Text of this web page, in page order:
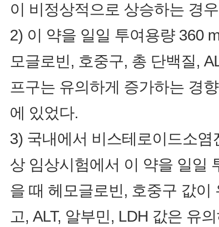
이 비정상적으로 상승하는 경
2) 이 약을 일일 투여용량 360
모글로빈, 호중구, 총 단백질,
프구는 유의하게 증가하는 경
에 있었다.
3) 국내에서 비스테로이드소
상 임상시험에서 이 약을 일일
을 때 헤모글로빈, 호중구 값
고, ALT, 알부민, LDH 값은 유